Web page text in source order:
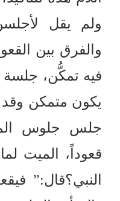
ولم يقل
والفرق بين
فيه تمكُّن، جلسة
يكون متمكن
جلس جلوس
قعوداً، الميت
النبي؟قال:”